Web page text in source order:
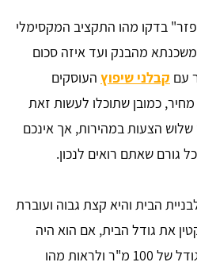
בדקו מהו התקציב המקסימלי
מהבנק ועד איזה סכום
עם קבלני שיפוץ העוסקים
כמובן שתוכלו לעשות זאת
הצעות במהירות, אך אינכם
גורם שאתם רואים לנכון.
הבית והיא קצת גבוה ועוברת
את גודל הבית, אם הוא היה
160 מ"ר נסו להוריד אותו לגודל של 100 מ"ר ולראות מהו